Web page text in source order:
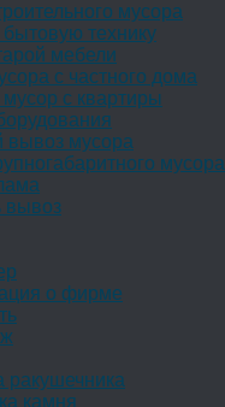
мусора
технику
мебели
с частного дома
с квартиры
вывоз мусора
мусора
вывоз
о фирме
ракушечника
камня